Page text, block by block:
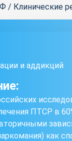
/ Клинические
и аддикций
ПТСР в
как